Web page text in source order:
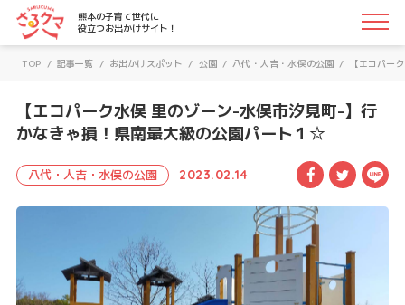
さるクマ-さるこう、熊本-｜熊本の子育て世代に役立つお
熊本の子育て世代に
役立つお出かけサイト！
TOP / 記事一覧 / お出かけスポット / 公園 / 八代・人吉・水俣の公園 / 【エコパー
【エコパーク水俣 里のゾーン-水俣市汐見町-】行
かなきゃ損！県南最大級の公園パート１☆
八代・人吉・水俣の公園 2023.02.14 Facebook